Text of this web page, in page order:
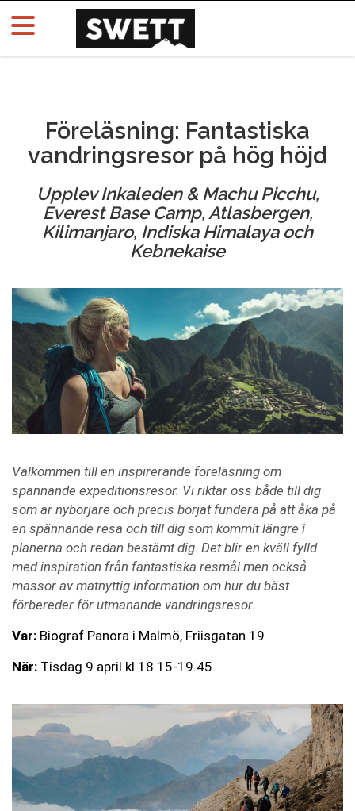
Föreläsning: Fantastiska
vandringsresor på hög höjd
Upplev Inkaleden & Machu Picchu,
Everest Base Camp, Atlasbergen,
Kilimanjaro, Indiska Himalaya och
Kebnekaise
Välkommen till en inspirerande föreläsning om
spännande expeditionsresor. Vi riktar oss både till dig
som är nybörjare och precis börjat fundera på att åka på
en spännande resa och till dig som kommit längre i
planerna och redan bestämt dig. Det blir en kväll fylld
med inspiration från fantastiska resmål men också
massor av matnyttig information om hur du bäst
förbereder för utmanande vandringsresor.
Var: Biograf Panora i Malmö, Friisgatan 19
När: Tisdag 9 april kl 18.15-19.45